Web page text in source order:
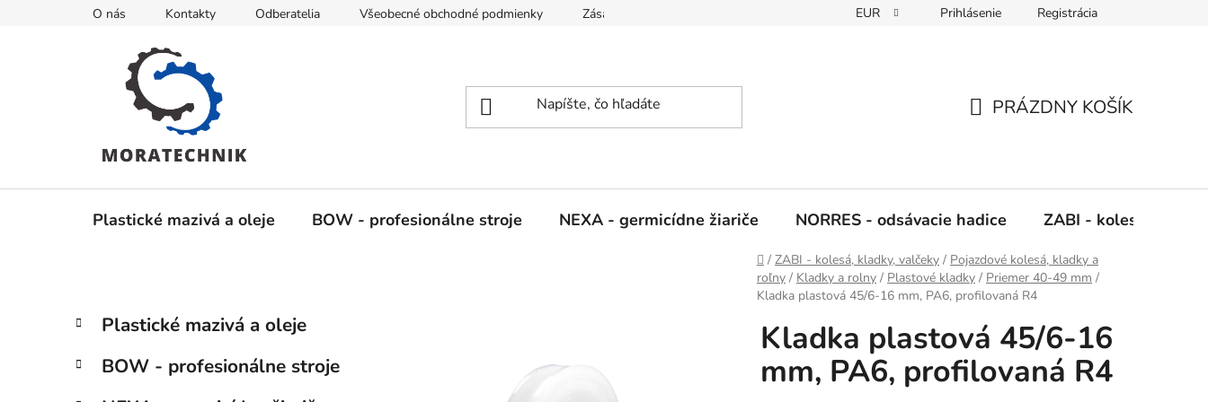
O nás Kontakty Odberatelia Všeobecné obchodné podmienky Zásady ochrany osobných údajov Napíšte nám
EUR Prihlásenie Registrácia
PRÁZDNY KOŠÍK
Plastické mazivá a oleje BOW - profesionálne stroje NEXA - germicídne žiariče NORRES - odsávacie hadice ZABI - kolesá,
Domov
/ ZABI - kolesá, kladky, valčeky / Pojazdové kolesá, kladky a
roľny / Kladky a rolny / Plastové kladky / Priemer 40-49 mm /
Kladka plastová 45/6-16 mm, PA6, profilovaná R4
B
č
Preskočiť
kategórie
K
a
e
Plastické mazivá a oleje
BOW - profesionálne stroje
Kladka plastová 45/6-16
mm, PA6, profilovaná R4